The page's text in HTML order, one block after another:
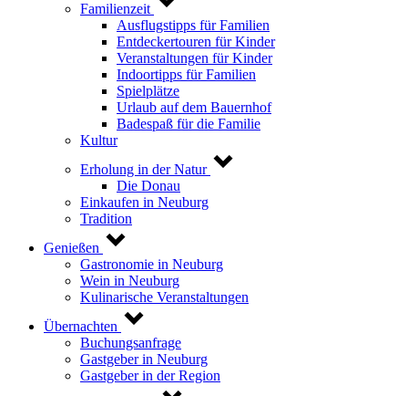
Familienzeit
Ausflugstipps für Familien
Entdeckertouren für Kinder
Veranstaltungen für Kinder
Indoortipps für Familien
Spielplätze
Urlaub auf dem Bauernhof
Badespaß für die Familie
Kultur
Erholung in der Natur
Die Donau
Einkaufen in Neuburg
Tradition
Genießen
Gastronomie in Neuburg
Wein in Neuburg
Kulinarische Veranstaltungen
Übernachten
Buchungsanfrage
Gastgeber in Neuburg
Gastgeber in der Region